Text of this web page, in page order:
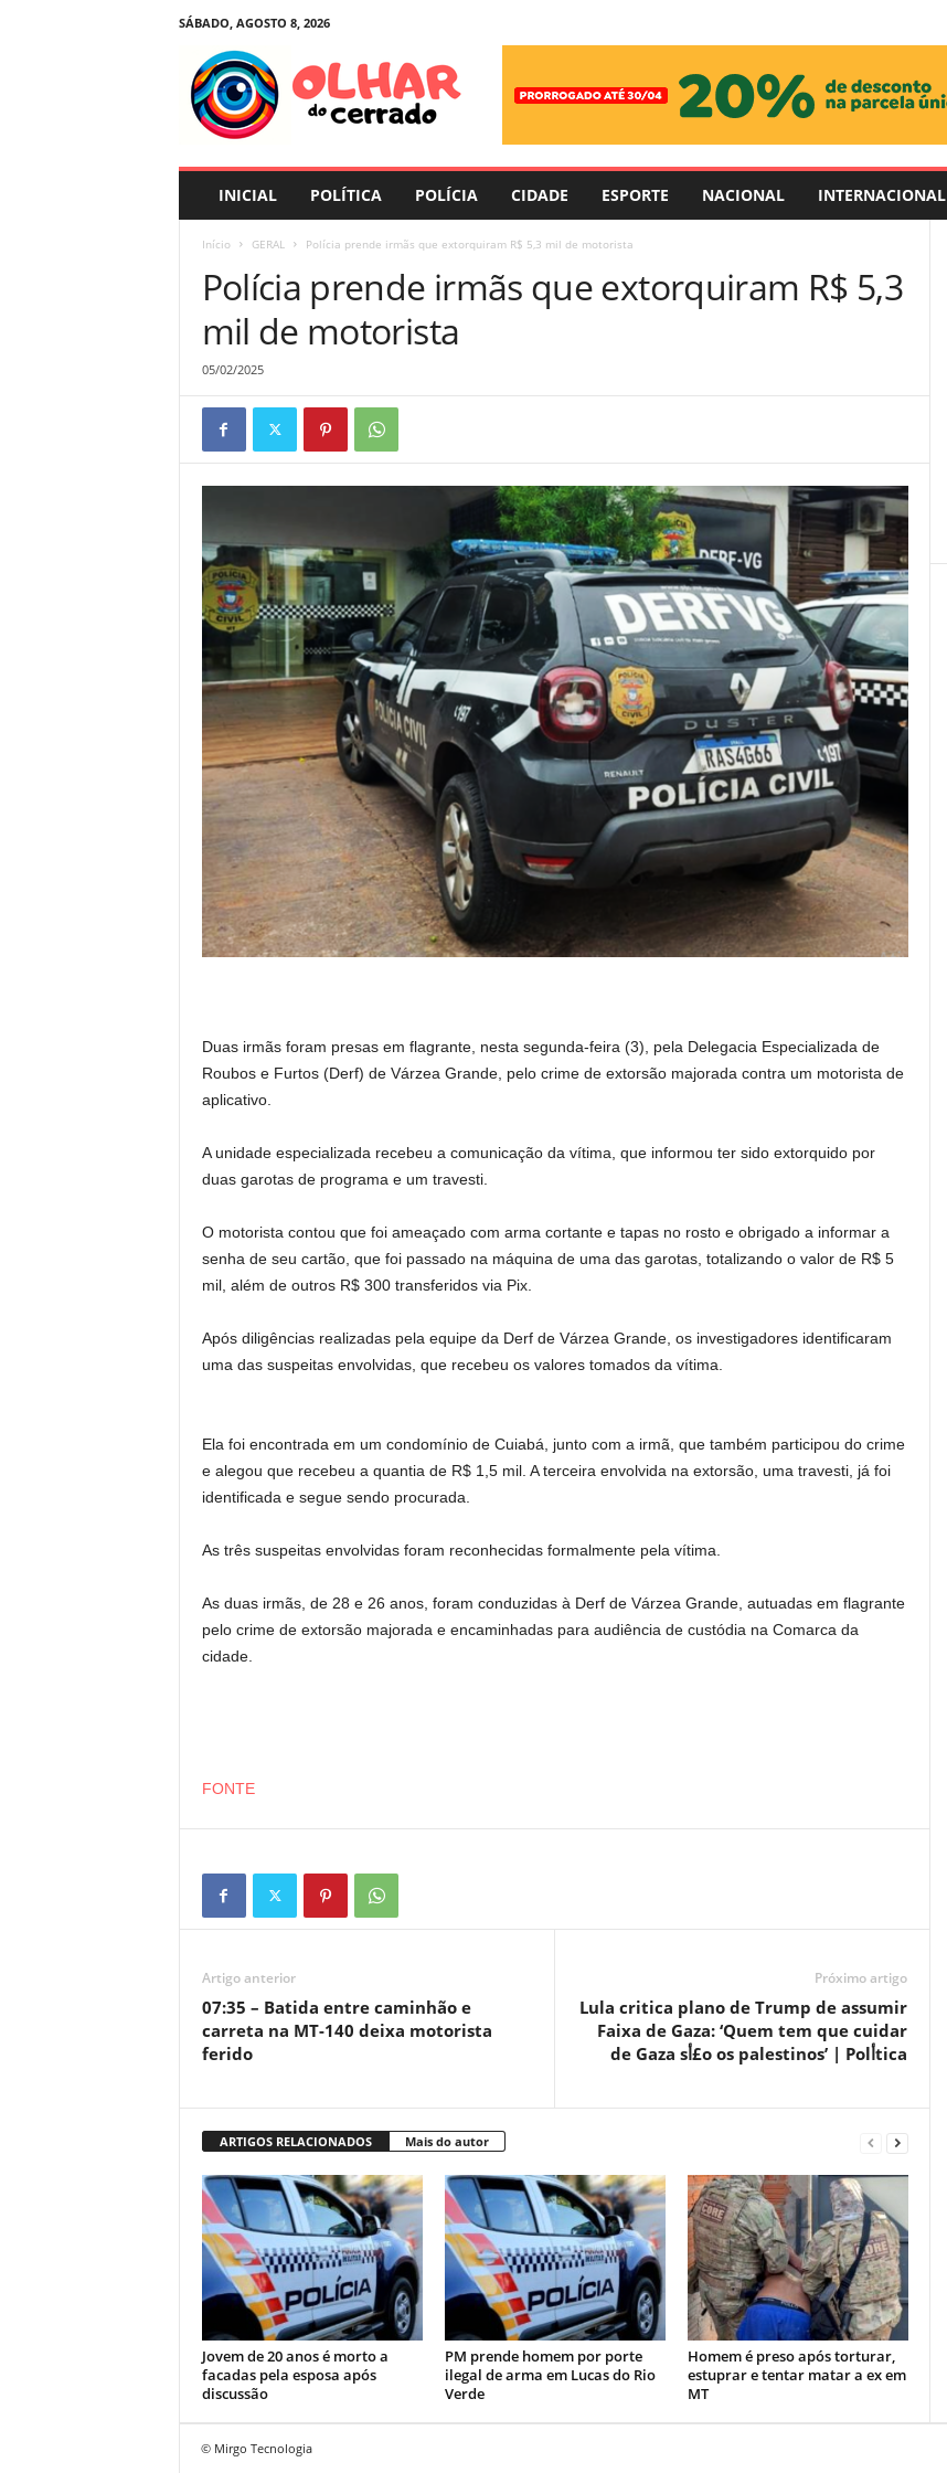
SÁBADO, AGOSTO 8, 2026
INICIAL POLÍTICA POLÍCIA CIDADE ESPORTE NACIONAL INTERNACIONAL
Início GERAL Polícia prende irmãs que extorquiram R$ 5,3 mil de motorista
Polícia prende irmãs que extorquiram R$ 5,3
mil de motorista
05/02/2025
Duas irmãs foram presas em flagrante, nesta segunda-feira (3), pela Delegacia Especializada de
Roubos e Furtos (Derf) de Várzea Grande, pelo crime de extorsão majorada contra um motorista de
aplicativo.
A unidade especializada recebeu a comunicação da vítima, que informou ter sido extorquido por
duas garotas de programa e um travesti.
O motorista contou que foi ameaçado com arma cortante e tapas no rosto e obrigado a informar a
senha de seu cartão, que foi passado na máquina de uma das garotas, totalizando o valor de R$ 5
mil, além de outros R$ 300 transferidos via Pix.
Após diligências realizadas pela equipe da Derf de Várzea Grande, os investigadores identificaram
uma das suspeitas envolvidas, que recebeu os valores tomados da vítima.
Ela foi encontrada em um condomínio de Cuiabá, junto com a irmã, que também participou do crime
e alegou que recebeu a quantia de R$ 1,5 mil. A terceira envolvida na extorsão, uma travesti, já foi
identificada e segue sendo procurada.
As três suspeitas envolvidas foram reconhecidas formalmente pela vítima.
As duas irmãs, de 28 e 26 anos, foram conduzidas à Derf de Várzea Grande, autuadas em flagrante
pelo crime de extorsão majorada e encaminhadas para audiência de custódia na Comarca da
cidade.
FONTE
Artigo anterior
07:35 – Batida entre caminhão e
carreta na MT-140 deixa motorista
ferido
Próximo artigo
Lula critica plano de Trump de assumir
Faixa de Gaza: ‘Quem tem que cuidar
de Gaza sأ£o os palestinos’ | Polأ­tica
ARTIGOS RELACIONADOS Mais do autor
Jovem de 20 anos é morto a
facadas pela esposa após
discussão
PM prende homem por porte
ilegal de arma em Lucas do Rio
Verde
Homem é preso após torturar,
estuprar e tentar matar a ex em
MT
© Mirgo Tecnologia